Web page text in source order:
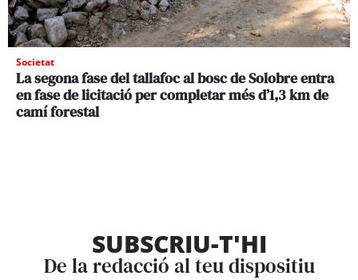
Societat
La segona fase del tallafoc al bosc de Solobre entra
en fase de licitació per completar més d’1,3 km de
camí forestal
SUBSCRIU-T'HI
De la redacció al teu dispositiu